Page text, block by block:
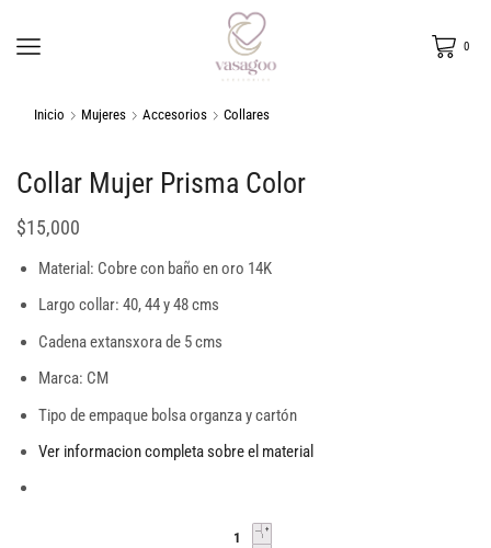
0
Inicio Mujeres Accesorios Collares
Collar Mujer Prisma Color
$15,000
Material: Cobre con baño en oro 14K
Largo collar: 40, 44 y 48 cms
Cadena extansxora de 5 cms
Marca: CM
Tipo de empaque bolsa organza y cartón
Ver informacion completa sobre el material